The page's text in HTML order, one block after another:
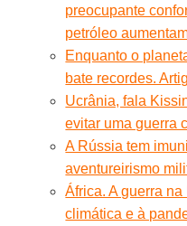
preocupante
petróleo
Enquanto o
bate recordes.
Ucrânia, fala
evitar uma guerra
A Rússia tem
aventureirismo
África. A guerra
climática e à